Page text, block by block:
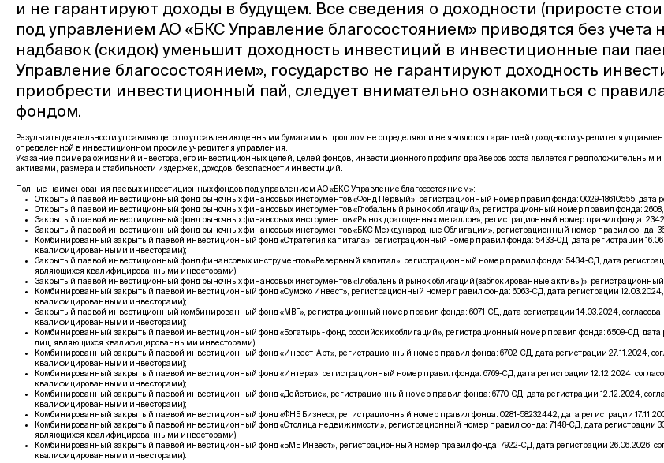
и не гарантируют доходы в будущем. Все сведения о доходности (приросте
под управлением АО «БКС Управление благосостоянием» приводятся без
надбавок (скидок) уменьшит доходность инвестиций в инвестиционные паи
Управление благосостоянием», государство не гарантируют доходность
приобрести инвестиционный пай, следует внимательно ознакомиться с
фондом.
Результаты деятельности управляющего по управлению ценными бумагами в прошлом не определяют и не являются гарантией доходности учредителя
определенной в инвестиционном профиле учредителя управления.
Указание примера ожиданий инвестора, его инвестиционных целей, целей фондов, инвестиционного профиля драйверов роста является предположительным
активами, размера и стабильности издержек, доходов, безопасности инвестиций.
Полные наименования паевых инвестиционных фондов под управлением АО «БКС Управление благосостоянием»:
Открытый паевой инвестиционный фонд рыночных финансовых инструментов «Фонд Первый», регистрационный номер правил фонда: 0029-18610555, дата
Открытый паевой инвестиционный фонд рыночных финансовых инструментов «Глобальный рынок облигаций», регистрационный номер правил фонда: 2608,
Закрытый паевой инвестиционный фонд рыночных финансовых инструментов «Рынок драгоценных металлов», регистрационный номер правил фонда:
Закрытый паевой инвестиционный фонд рыночных финансовых инструментов «БКС Международные Облигации», регистрационный номер правил фонда:
Комбинированный закрытый паевой инвестиционный фонд «Стратегия капитала», регистрационный номер правил фонда: 5433-СД, дата регистрации
квалифицированными инвесторами);
Закрытый паевой инвестиционный фонд финансовых инструментов «Резервный капитал», регистрационный номер правил фонда: 5434-СД, дата
являющихся квалифицированными инвесторами);
Закрытый паевой инвестиционный фонд рыночных финансовых инструментов «Глобальный рынок облигаций (заблокированные активы)», регистрационный
Комбинированный закрытый паевой инвестиционный фонд «Сумоко Инвест», регистрационный номер правил фонда: 6063-СД, дата регистрации
квалифицированными инвесторами);
Закрытый паевой инвестиционный комбинированный фонд «МВГ», регистрационный номер правил фонда: 6071-СД, дата регистрации 14.03.2024,
квалифицированными инвесторами);
Комбинированный закрытый паевой инвестиционный фонд «Богатырь - фонд российских облигаций», регистрационный номер правил фонда: 6509-СД,
лиц, являющихся квалифицированными инвесторами);
Комбинированный закрытый паевой инвестиционный фонд «Инвест-Арт», регистрационный номер правил фонда: 6702-СД, дата регистрации 27.11.2024,
квалифицированными инвесторами);
Комбинированный закрытый паевой инвестиционный фонд «Интера», регистрационный номер правил фонда: 6769-СД, дата регистрации 12.12.2024,
квалифицированными инвесторами);
Комбинированный закрытый паевой инвестиционный фонд «Действие», регистрационный номер правил фонда: 6770-СД, дата регистрации 12.12.2024,
квалифицированными инвесторами);
Комбинированный закрытый паевой инвестиционный фонд «ФНБ Бизнес», регистрационный номер правил фонда: 0281-58232442, дата регистрации
Комбинированный закрытый паевой инвестиционный фонд «Столица недвижимости», регистрационный номер правил фонда: 7148-СД, дата регистрации
являющихся квалифицированными инвесторами);
Комбинированный закрытый паевой инвестиционный фонд «БМЕ Инвест», регистрационный номер правил фонда: 7922-СД, дата регистрации 26.06.2026,
квалифицированными инвесторами).